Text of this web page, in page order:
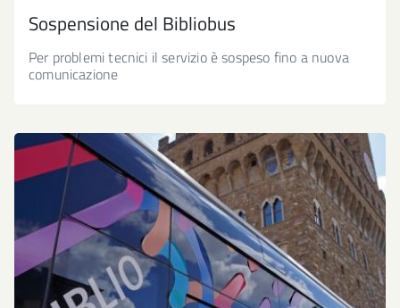
Sospensione del Bibliobus
Per problemi tecnici il servizio è sospeso fino a nuova
comunicazione